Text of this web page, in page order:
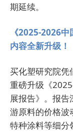
期延续。
《2025-2026
内容全新升级！
买化塑研究院凭
重磅升级《
展报告》。报
游原料的价格波
特种涂料等细分